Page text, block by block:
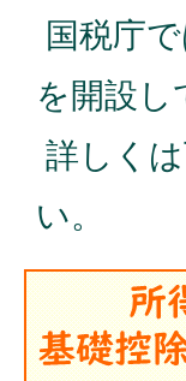
国税庁
を開設し
詳しく
い。